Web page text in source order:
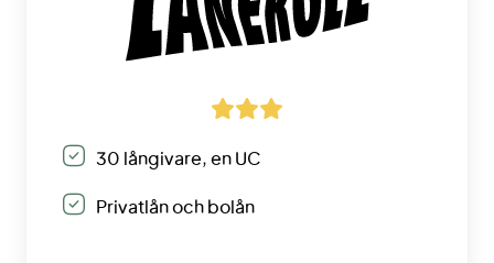
30 långivare, en UC
Privatlån och bolån